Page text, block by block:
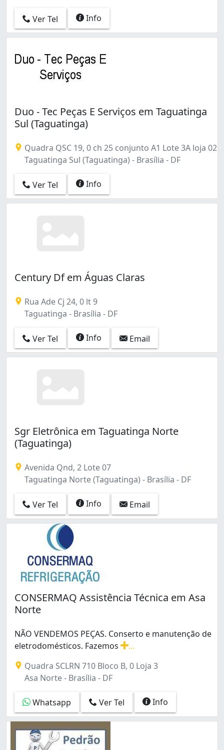
Ver Tel Info
Duo - Tec Peças E Serviços em Taguatinga
Sul (Taguatinga)
Quadra QSC 19, 0 ch 25 conjunto A1 Lote 3A loja 02
Taguatinga Sul (Taguatinga) - Brasília - DF
Ver Tel Info
Century Df em Águas Claras
Rua Ade Cj 24, 0 lt 9
Taguatinga - Brasília - DF
Ver Tel Info Email
Sgr Eletrônica em Taguatinga Norte
(Taguatinga)
Avenida Qnd, 2 Lote 07
Taguatinga Norte (Taguatinga) - Brasília - DF
Ver Tel Info Email
CONSERMAQ Assistência Técnica em Asa
Norte
NÃO VENDEMOS PEÇAS. Conserto e manutenção de
eletrodomésticos. Fazemos
Quadra SCLRN 710 Bloco B, 0 Loja 3
Asa Norte - Brasília - DF
Whatsapp Ver Tel Info